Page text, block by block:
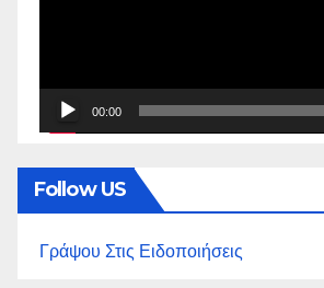
00:00
Follow US
Γράψου Στις Ειδοποιήσεις